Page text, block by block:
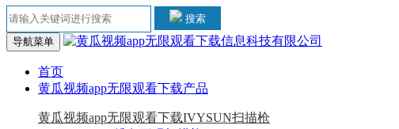
搜索
导航菜单
首页
黄瓜视频app无限观看下载产品
黄瓜视频app无限观看下载IVYSUN扫描枪